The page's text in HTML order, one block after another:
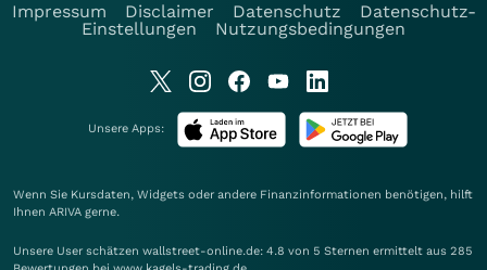
Impressum
Disclaimer Datenschutz
Datenschutz-
Einstellungen
Nutzungsbedingungen
Unsere Apps:
Wenn Sie Kursdaten, Widgets oder andere Finanzinformationen benötigen, hilft
Ihnen ARIVA gerne.
Unsere User schätzen wallstreet-online.de: 4.8 von 5 Sternen ermittelt aus 285